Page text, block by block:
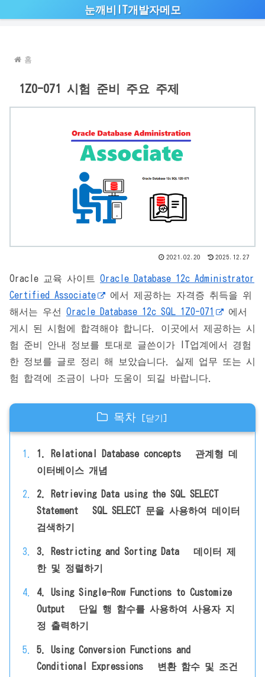
눈깨비IT개발자메모
홈
1Z0-071 시험 준비 주요 주제
2021.02.20 2025.12.27
Oracle 교육 사이트 Oracle Database 12c Administrator
Certified Associate
에서 제공하는 자격증 취득을 위
해서는 우선 Oracle Database 12c SQL 1Z0-071
에서
게시 된 시험에 합격해야 합니다. 이곳에서 제공하는 시
험 준비 안내 정보를 토대로 글쓴이가 IT업계에서 경험
한 정보를 글로 정리 해 보았습니다. 실제 업무 또는 시
험 합격에 조금이 나마 도움이 되길 바랍니다.
목차
1. Relational Database concepts 관계형 데
이터베이스 개념
2. Retrieving Data using the SQL SELECT
Statement SQL SELECT 문을 사용하여 데이터
검색하기
3. Restricting and Sorting Data 데이터 제
한 및 정렬하기
4. Using Single-Row Functions to Customize
Output 단일 행 함수를 사용하여 사용자 지
정 출력하기
5. Using Conversion Functions and
Conditional Expressions 변환 함수 및 조건